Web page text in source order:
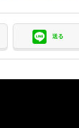
送る